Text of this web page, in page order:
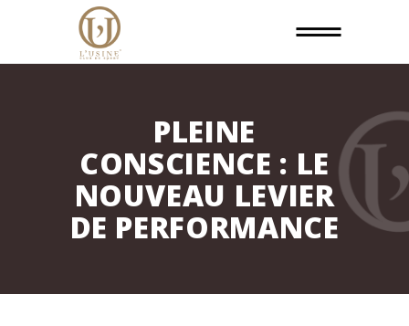
PLEINE
CONSCIENCE : LE
NOUVEAU LEVIER
DE PERFORMANCE